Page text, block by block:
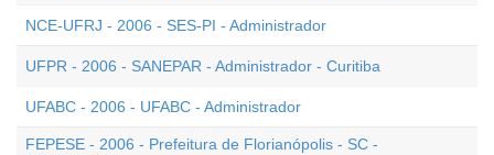
NCE-UFRJ - 2006 - SES-PI - Administrador
UFPR - 2006 - SANEPAR - Administrador - Curitiba
UFABC - 2006 - UFABC - Administrador
FEPESE - 2006 - Prefeitura de Florianópolis - SC -